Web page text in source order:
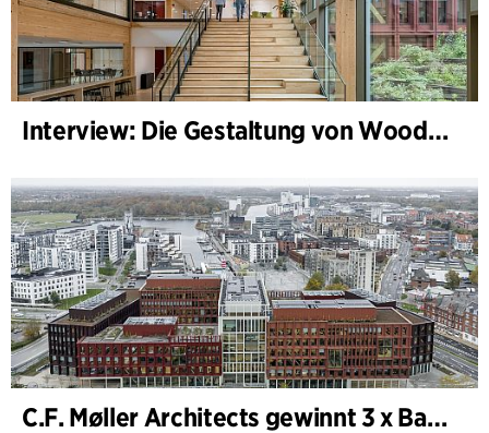
Interview: Die Gestaltung von WoodHub — Dänemarks größtes Holzgebäude
C.F. Møller Architects gewinnt 3 x Bauwerk des Jahres (Årets Byggeri) 2025